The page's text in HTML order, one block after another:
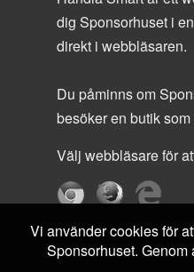
dig Sponsorhuset i
direkt i webbläsaren.
Du påminns om
besöker en butik
Välj webbläsare för
Vi använder cookies för
Sponsorhuset. Genom